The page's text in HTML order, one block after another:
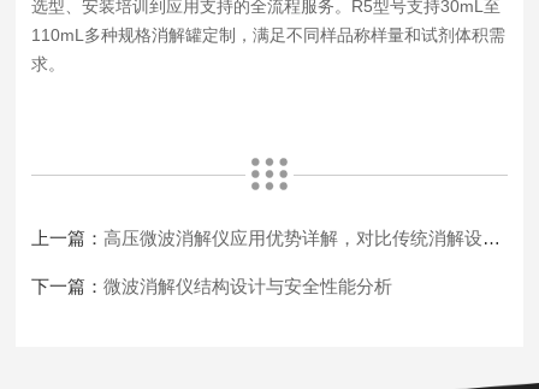
选型、安装培训到应用支持的全流程服务。R5型号支持30mL至
110mL多种规格消解罐定制，满足不同样品称样量和试剂体积需
求。
上一篇：高压微波消解仪应用优势详解，对比传统消解设备各项性能差异特点
下一篇：微波消解仪结构设计与安全性能分析